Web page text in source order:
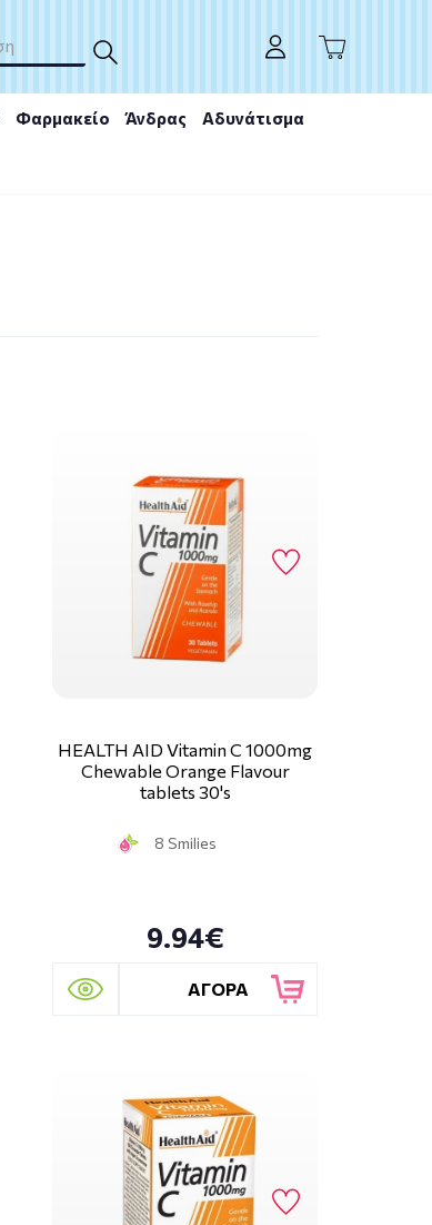
Φαρμακείο Άνδρας Αδυνάτισμα
HEALTH AID Vitamin C 1000mg
Chewable Orange Flavour
tablets 30's
8 Smilies
9.94€
ΑΓΟΡΑ